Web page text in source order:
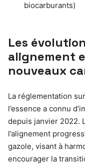
biocarburants)
Les
alignement
nouveaux
La réglementation
l’essence a connu
depuis janvier 2022.
l’alignement
gazole, visant à
encourager la